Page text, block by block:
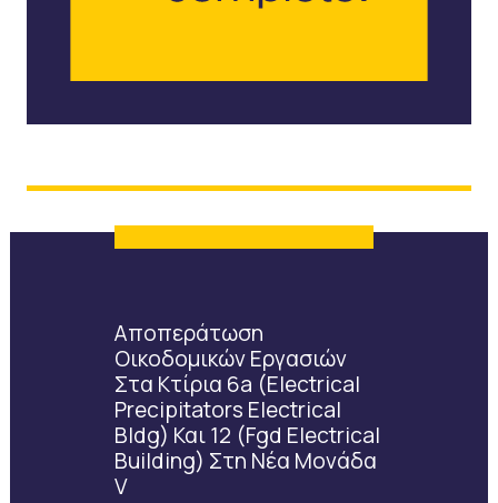
Αποπεράτωση
Οικοδομικών Εργασιών
Στα Κτίρια 6a (electrical
Precipitators Electrical
Bldg) Και 12 (fgd Electrical
Building) Στη Νέα Μονάδα
V